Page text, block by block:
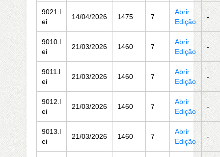
9021.l
ei
14/04/2026 1475 7
Abrir
Edição
-
9010.l
ei
21/03/2026 1460 7
Abrir
Edição
-
9011.l
ei
21/03/2026 1460 7
Abrir
Edição
-
9012.l
ei
21/03/2026 1460 7
Abrir
Edição
-
9013.l
ei
21/03/2026 1460 7
Abrir
Edição
-